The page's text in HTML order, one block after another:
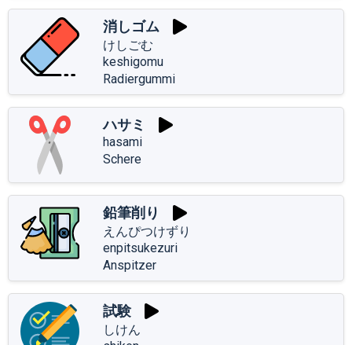
消しゴム
けしごむ
keshigomu
Radiergummi
ハサミ
hasami
Schere
鉛筆削り
えんぴつけずり
enpitsukezuri
Anspitzer
試験
しけん